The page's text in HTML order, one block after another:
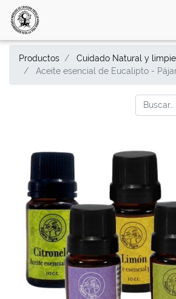
Productos
Cuidado Natural y
Aceite esencial de Eucalipto -